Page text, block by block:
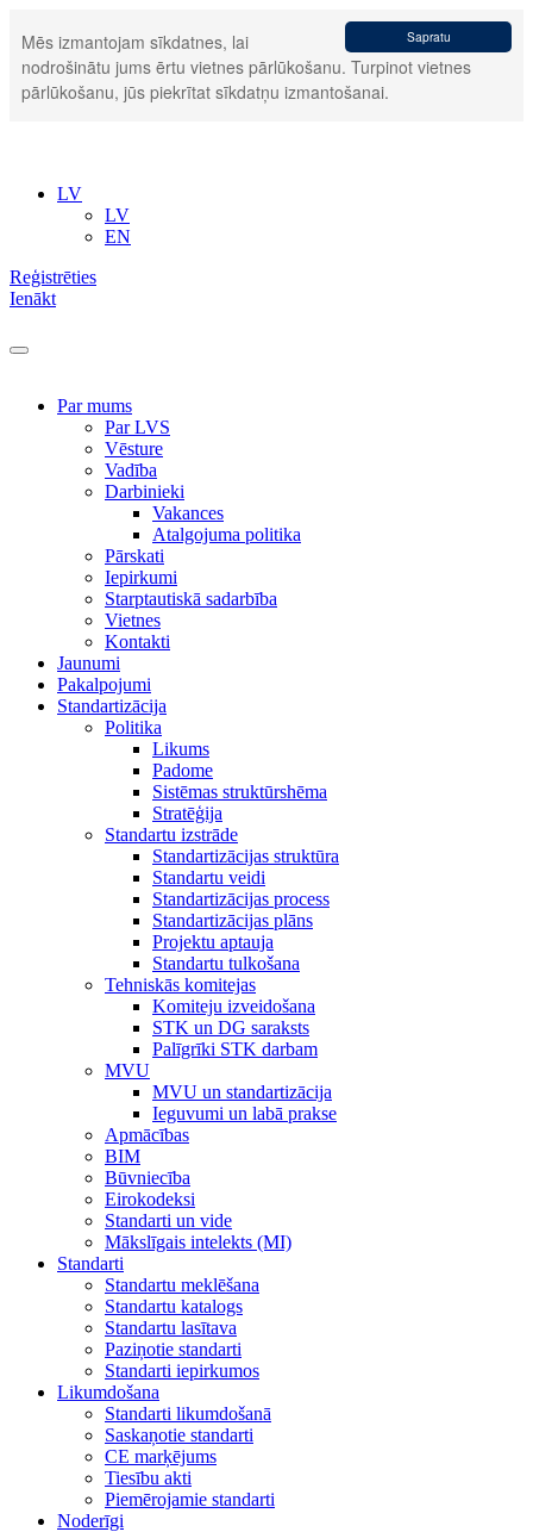
Sapratu
Mēs izmantojam sīkdatnes, lai
nodrošinātu jums ērtu vietnes pārlūkošanu. Turpinot vietnes
pārlūkošanu, jūs piekrītat sīkdatņu izmantošanai.
LV
LV
EN
Reģistrēties
Ienākt
Par mums
Par LVS
Vēsture
Vadība
Darbinieki
Vakances
Atalgojuma politika
Pārskati
Iepirkumi
Starptautiskā sadarbība
Vietnes
Kontakti
Jaunumi
Pakalpojumi
Standartizācija
Politika
Likums
Padome
Sistēmas struktūrshēma
Stratēģija
Standartu izstrāde
Standartizācijas struktūra
Standartu veidi
Standartizācijas process
Standartizācijas plāns
Projektu aptauja
Standartu tulkošana
Tehniskās komitejas
Komiteju izveidošana
STK un DG saraksts
Palīgrīki STK darbam
MVU
MVU un standartizācija
Ieguvumi un labā prakse
Apmācības
BIM
Būvniecība
Eirokodeksi
Standarti un vide
Mākslīgais intelekts (MI)
Standarti
Standartu meklēšana
Standartu katalogs
Standartu lasītava
Paziņotie standarti
Standarti iepirkumos
Likumdošana
Standarti likumdošanā
Saskaņotie standarti
CE marķējums
Tiesību akti
Piemērojamie standarti
Noderīgi